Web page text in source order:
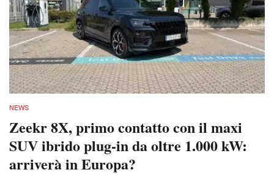
NEWS
Zeekr 8X, primo contatto con il maxi
SUV ibrido plug-in da oltre 1.000 kW:
arriverà in Europa?